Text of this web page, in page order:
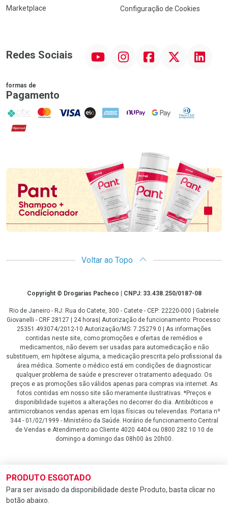
PRODUTO ESGOTADO
Para ser avisado da disponibilidade deste Produto, basta clicar no
botão abaixo.
Marketplace
Configuração de Cookies
Redes Sociais InstagramFacebook Linkedin
formas de
Pagamento
PIX MasterCard
VISA ELO AMEX NuPay Google PayDiners Club
Hipercard
Promoção em Destaque
Voltar ao Topo
CopyrightCopyright © Drogarias Pacheco | CNPJ: 33.438.250/0187-08
Rio de Janeiro - RJ: Rua do Catete, 300 - Catete - CEP: 22220-000 | Gabriele
Giovanelli - CRF 28127 | 24 horas| Autorização de funcionamento: Processo:
25351.493074/2012-10 Autorização/MS: 7.25279.0 | As informações
contidas neste site, como promoções e ofertas de remédios e
medicamentos, não devem ser usadas para automedicação e não
substituem, em hipótese alguma, a medicação prescrita pelo profissional da
área médica. Somente o médico está em condições de diagnosticar
qualquer problema de saúde e prescrever o tratamento adequado. Os
preços e as promoções são válidos apenas para compras via internet. As
fotos contidas em nosso site são meramente ilustrativas. *Preços e
disponibilidade sujeitos a alterações no decorrer do dia. Antibióticos e
antimicrobianos vendas apenas em lojas físicas ou televendas. Portaria nº
344 - 01/02/1999 - Ministério da Saúde. Horário de funcionamento Central
de Vendas e Atendimento ao Cliente 4020 4404 ou 0800 282 10 10 de
domingo a domingo das 08h00 às 20h00.